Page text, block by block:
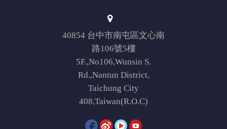
40854 台中市南屯區文心南
路106號5樓
5F.,No106,Wunsin S.
Rd.,Nantun District,
Taichung City
408,Taiwan(R.O.C)